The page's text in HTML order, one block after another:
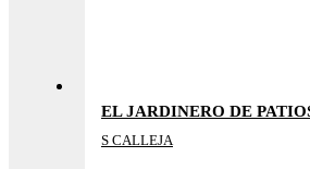
EL JARDINERO DE
S CALLEJA